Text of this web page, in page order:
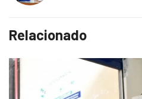
Relacionado